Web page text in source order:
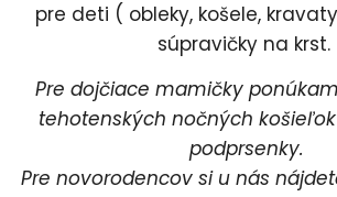
pre deti ( obleky, košele,
súpravičky na krst.
Pre dojčiace mamičky
tehotenských nočných
podprsenky.
Pre novorodencov si u nás